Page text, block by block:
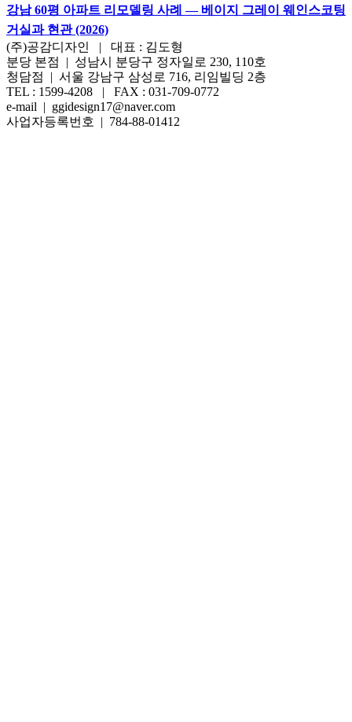
강남 60평 아파트 리모델링 사례 — 베이지 그레이 웨인스코팅
거실과 현관 (2026)
(주)공감디자인 | 대표 : 김도형
분당 본점 | 성남시 분당구 정자일로 230, 110호
청담점 | 서울 강남구 삼성로 716, 리임빌딩 2층
TEL : 1599-4208 | FAX : 031-709-0772
e-mail | ggidesign17@naver.com
사업자등록번호 | 784-88-01412